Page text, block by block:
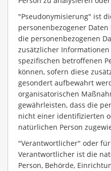
"Pseudonymisierung" ist
personenbezogener
die personenbezogenen
zusätzlicher
spezifischen betroffenen
können, sofern diese
gesondert aufbewahrt
organisatorischen
gewährleisten, dass die
nicht einer identifizierten
natürlichen Person
"Verantwortlicher" oder
Verantwortlicher ist die
Person, Behörde,